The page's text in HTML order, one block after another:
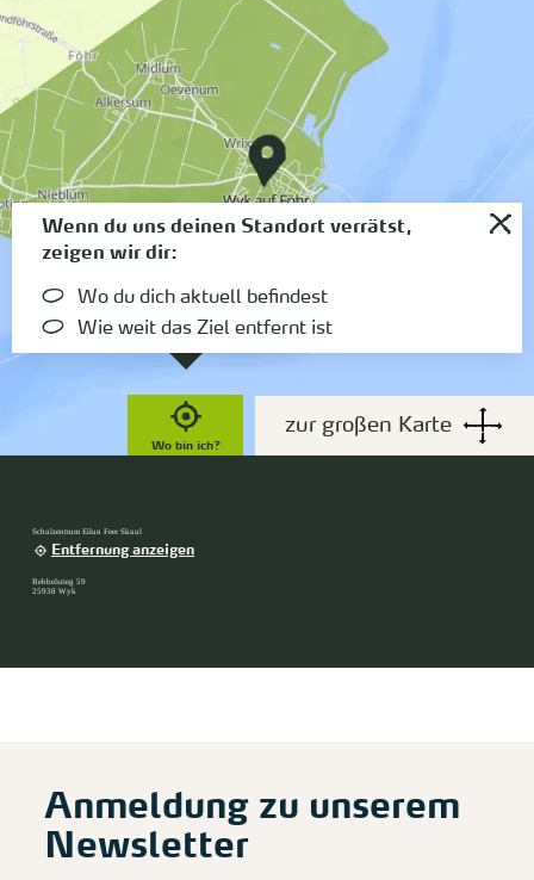
Wo bin ich?
Wenn du uns deinen Standort verrätst,
zeigen wir dir:
Wo du dich aktuell befindest
Wie weit das Ziel entfernt ist
zur großen Karte
Schulzentrum Eilun Feer Skuul
Entfernung anzeigen
Rebbelstieg 59
25938 Wyk
Anmeldung zu unserem
Newsletter